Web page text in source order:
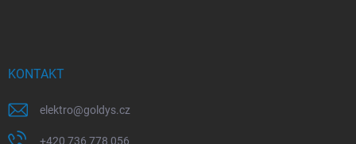
KONTAKT
elektro@goldys.cz
+420 736 778 056